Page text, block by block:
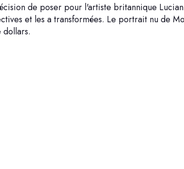
de poser pour l'artiste britannique
et les a transformées. Le portrait nu de